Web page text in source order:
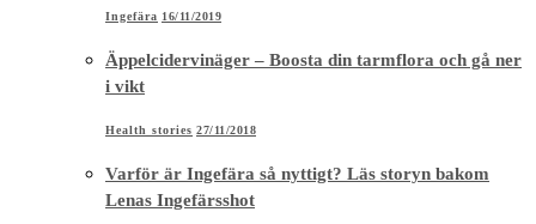
Ingefära 16/11/2019
Äppelcidervinäger – Boosta din tarmflora och gå ner
i vikt
Health stories 27/11/2018
Varför är Ingefära så nyttigt? Läs storyn bakom
Lenas Ingefärsshot